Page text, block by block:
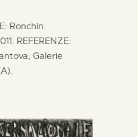
Ronchin.
REFERENZE:
Galerie